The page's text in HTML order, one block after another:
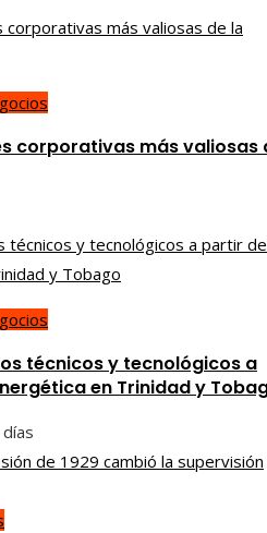
corporativas más valiosas
técnicos y tecnológicos a
en Trinidad y